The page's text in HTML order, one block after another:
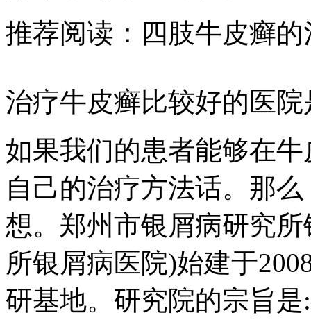
推荐阅读：四肢牛皮癣
治疗牛皮癣比较好的医院
如果我们的患者能够在
自己的治疗方法话。那
想。郑州市银屑病研究
所银屑病医院)始建于
研基地。研究院的宗旨